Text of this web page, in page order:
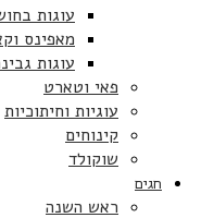
עוגות
מאפינס
עוגות
פאי וטארט
עוגיות וחיתוכיות
קינוחים
שוקולד
חגים
ראש השנה